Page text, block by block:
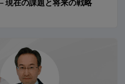
現在の課題と将来の戦略